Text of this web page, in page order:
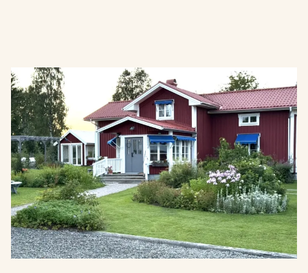
Bo intill den vilda vackra
Vindelälven!
På Wallhalla bed & breakfast bor du med närhet till
ängar, skog och vatten i en renoverad gammal
jordbruksbyggnad från början av 1800-talet med
mycket anor och tradition.
Läs mer